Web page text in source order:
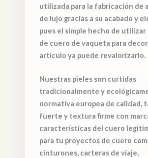
utilizada para la fabricación de
de lujo gracias a su acabado y
pues el simple hecho de
de cuero de vaqueta para
artículo ya puede revalorizarlo.
Nuestras pieles son curtidas
tradicionalmente y
normativa europea de calidad,
fuerte y textura firme con
características del cuero
para tu proyectos de cuero
cinturones, carteras de viaje,